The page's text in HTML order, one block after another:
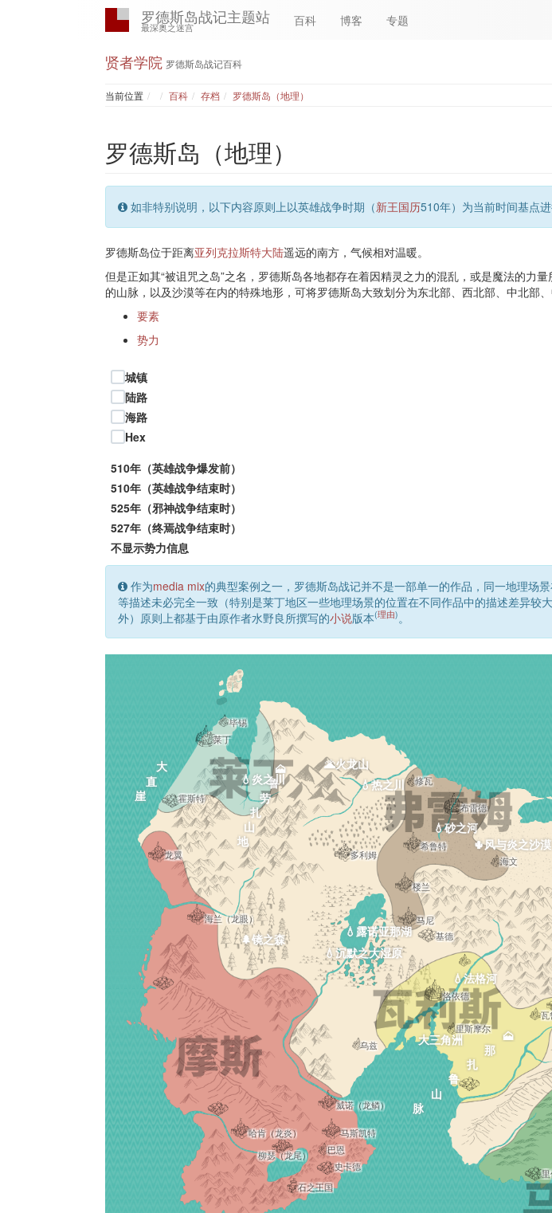
罗德斯岛战记主题站
最深奥之迷宫 百科 博客 专题
贤者学院 罗德斯岛战记百科
当前位置 Home
百科 存档 罗德斯岛（地理）
罗德斯岛（地理）
如非特别说明，以下内容原则上以英雄战争时期（新王国历510年）为当前时间基点进
罗德斯岛位于距离亚列克拉斯特大陆遥远的南方，气候相对温暖。
但是正如其“被诅咒之岛”之名，罗德斯岛各地都存在着因精灵之力的混乱，或是魔法的力
的山脉，以及沙漠等在内的特殊地形，可将罗德斯岛大致划分为东北部、西北部、中北部
要素
势力
城镇
陆路
海路
Hex
510年（英雄战争爆发前）
510年（英雄战争结束时）
525年（邪神战争结束时）
527年（终焉战争结束时）
不显示势力信息
作为media mix的典型案例之一，罗德斯岛战记并不是一部单一的作品，同一地理场
等描述未必完全一致（特别是莱丁地区一些地理场景的位置在不同作品中的描述差异较
外）原则上都基于由原作者水野良所撰写的小说版本(理由) 。
🌲镜之森
🗻那扎鲁山脉
🗻鲁劳扎山地 🌋火龙山
💧热之川
💧炎之川
💧砂之河
💧露诺亚那湖
💧沉默之大湿原
💧法格河
大三角洲
🌵风与炎之沙漠
大直崖
瓦
布雷德
莱丁
洛依德
哈肯（龙炎）
毕锡
霍斯特
龙翼
海兰（龙眼）
威诺（龙鳞）
马斯凯特
柳瑟（龙尾）
巴恩
史卡德
石之王国
乌兹
基德
马尼
楼兰
希鲁特
修瓦
海文
里斯摩尔
多利姆